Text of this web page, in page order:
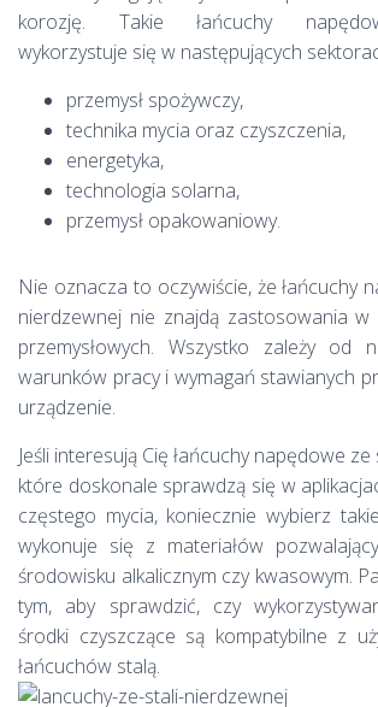
korozję. Takie łańcuchy
wykorzystuje się w następujących
przemysł spożywczy,
technika mycia oraz czyszczenia,
energetyka,
technologia solarna,
przemysł opakowaniowy.
Nie oznacza to oczywiście, że łańcuchy
nierdzewnej nie znajdą zastosowania w
przemysłowych. Wszystko zależy od
warunków pracy i wymagań stawianych
urządzenie.
Jeśli interesują Cię łańcuchy napędowe
które doskonale sprawdzą się w
częstego mycia, koniecznie wybierz
wykonuje się z materiałów
środowisku alkalicznym czy kwasowym.
tym, aby sprawdzić, czy
środki czyszczące są kompatybilne z
łańcuchów stalą.